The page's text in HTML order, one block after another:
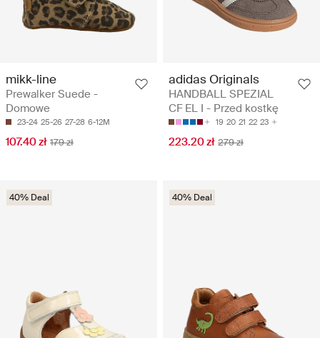
mikk-line
Prewalker Suede -
Domowe
23-24 25-26 27-28 6-12M
107.40 zł 179 zł
adidas Originals
HANDBALL SPEZIAL
CF EL I - Przed kostkę
19 20 21 22 23
223.20 zł 279 zł
40% Deal 40% Deal